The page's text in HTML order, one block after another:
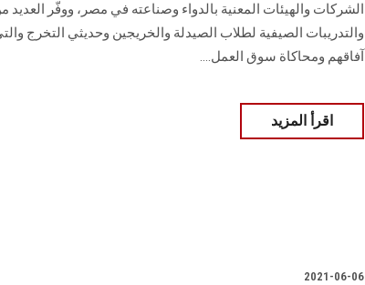
الشركات والهيئات المعنية بالدواء وصناعته في مصر، ووفّر
والتدريبات الصيفية لطلاب الصيدلة والخريجين وحديثي التخرج
آفاقهم ومحاكاة سوق العمل....
اقرأ المزيد
2021-06-06